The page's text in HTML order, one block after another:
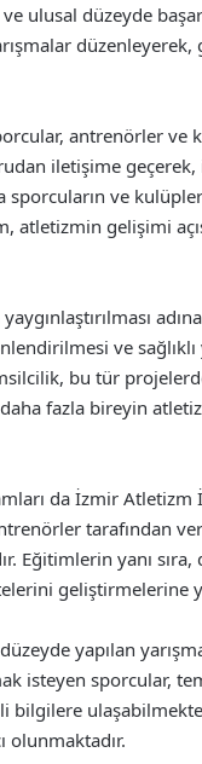
ulusal düzeyde
düzenleyerek,
antrenörler ve
iletişime
ve
atletizmin gelişimi
ve sağlıklı
bu tür
fazla bireyin
da İzmir Atletizm
tarafından
Eğitimlerin yanı sıra,
geliştirmelerine
yapılan
isteyen sporcular,
olunmaktadır.